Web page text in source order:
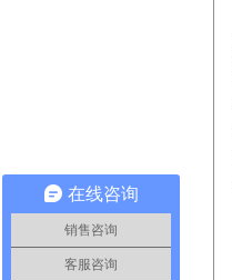
在线咨询
销售咨询
客服咨询